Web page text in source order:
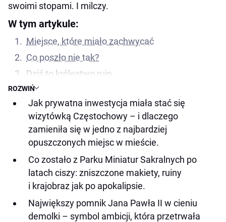
swoimi stopami. I milczy.
W tym artykule:
ROZWIŃ
Miejsce, które miało zachwycać
Co poszło nie tak?
Dziś to królestwo ruin
Gigant patrzy
Urbex, który boli
Mroczny symbol miasta?
Jak prywatna inwestycja miała stać się
wizytówką Częstochowy – i dlaczego
zamieniła się w jedno z najbardziej
opuszczonych miejsc w mieście.
Co zostało z Parku Miniatur Sakralnych po
latach ciszy: zniszczone makiety, ruiny
i krajobraz jak po apokalipsie.
Największy pomnik Jana Pawła II w cieniu
demolki – symbol ambicji, która przetrwała